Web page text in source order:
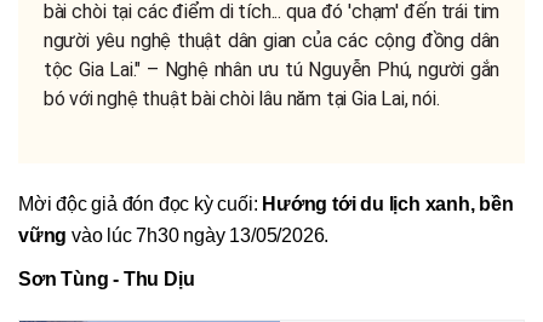
bài chòi tại các điểm di tích... qua đó 'chạm' đến trái tim
người yêu nghệ thuật dân gian của các cộng đồng dân
tộc Gia Lai." – Nghệ nhân ưu tú Nguyễn Phú, người gắn
bó với nghệ thuật bài chòi lâu năm tại Gia Lai, nói.
Mời độc giả đón đọc kỳ cuối: Hướng tới du lịch xanh, bền
vững vào lúc 7h30 ngày 13/05/2026.
Sơn Tùng - Thu Dịu